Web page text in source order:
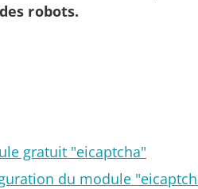
robots.
gratuit "eicaptcha"
du module